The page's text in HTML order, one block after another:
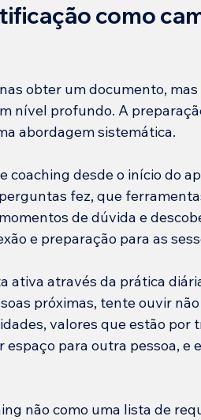
como
obter um documento,
nível profundo. A
abordagem sistemática.
coaching desde o início do
fez, que
de dúvida e
e preparação para as
ativa através da prática
próximas, tente ouvir
valores que estão por
espaço para outra pessoa, e
não como uma lista de